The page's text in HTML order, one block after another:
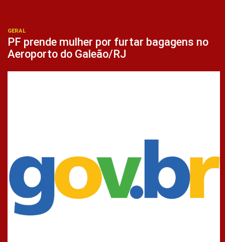
GERAL
PF prende mulher por furtar bagagens no
Aeroporto do Galeão/RJ